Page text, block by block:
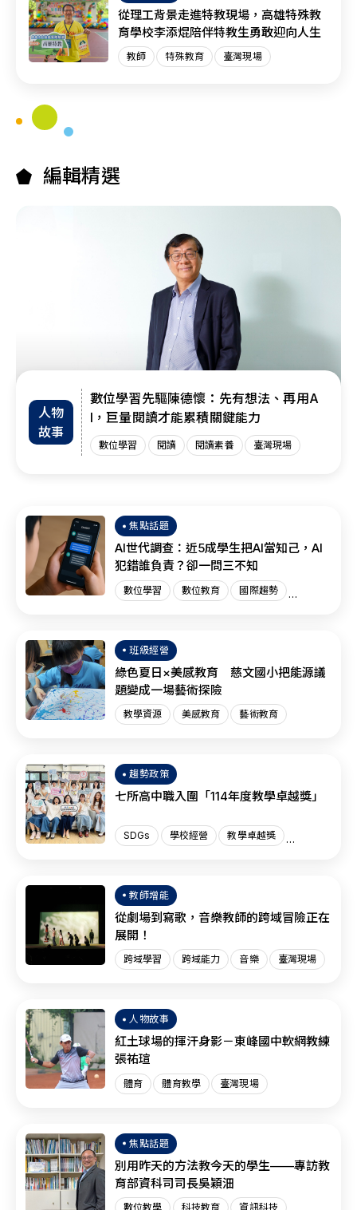
從理工背景走進特教現場，高雄特殊教
育學校李添焜陪伴特教生勇敢迎向人生
教師 特殊教育 臺灣現場
編輯精選
人物
故事
數位學習先驅陳德懷：先有想法、再用A
I，巨量閱讀才能累積關鍵能力
數位學習 閱讀 閱讀素養 臺灣現場
焦點話題
AI世代調查：近5成學生把AI當知己，AI
犯錯誰負責？卻一問三不知
數位學習 數位教育 國際趨勢
班級經營
綠色夏日×美感教育 慈文國小把能源議
題變成一場藝術探險
教學資源 美感教育 藝術教育
趨勢政策
七所高中職入圍「114年度教學卓越獎」
SDGs 學校經營 教學卓越獎
教師增能
從劇場到寫歌，音樂教師的跨域冒險正在
展開！
跨域學習 跨域能力 音樂 臺灣現場
人物故事
紅土球場的揮汗身影－東峰國中軟網教練
張祐瑄
體育 體育教學 臺灣現場
焦點話題
別用昨天的方法教今天的學生——專訪教
育部資科司司長吳穎沺
數位教學 科技教育 資訊科技